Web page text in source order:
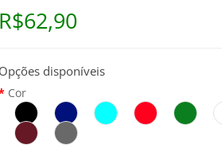
R$62,90
Opções disponíveis
Cor